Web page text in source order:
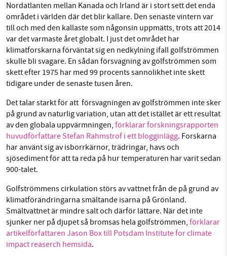
Nordatlanten mellan Kanada och Irland är i stort sett det enda
området i världen där det blir kallare. Den senaste vintern var
till och med den kallaste som någonsin uppmätts, trots att 2014
var det varmaste året globalt. I just det området har
klimatforskarna förväntat sig en nedkylning ifall golfströmmen
skulle bli svagare. En sådan försvagning av golfströmmen som
skett efter 1975 har med 99 procents sannolikhet inte skett
tidigare under de senaste tusen åren.
Det talar starkt för att försvagningen av golfströmmen inte sker
på grund av naturlig variation, utan att det istället är ett resultat
av den globala uppvärmningen, förklarar forskningsrapporten
huvudförfattare Stefan Rahmstrof i ett blogginlägg. Forskarna
har använt sig av isborrkärnor, trädringar, havs och
sjösediment för att ta reda på hur temperaturen har varit sedan
900-talet.
Golfströmmens cirkulation störs av vattnet från de på grund av
klimatförändringarna smältande isarna på Grönland.
Smältvattnet är mindre salt och därför lättare. När det inte
sjunker ner på djupet så bromsas hela golfströmmen, förklarar
artikelförfattaren Jason Box till Potsdam Institute for climate
impact reaserch hemsida.
nyhetsbevakning och granskningar. Nu vill vi
utveckla vårt arbete – och vi hoppas att du
vill hjälpa oss.
Stötta vårt arbete genom att swisha en slant till
1231368703
Läs vad vi vill göra